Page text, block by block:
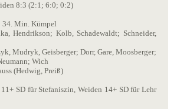
8:3 (2:1; 6:0; 0:2)
34. Min. Kümpel
Hendrikson; Kolb, Schadewaldt; Schneider,
Mudryk, Geisberger; Dorr, Gare, Moosberger;
Wich
(Hedwig, Preiß)
SD für Stefaniszin, Weiden 14+ SD für Lehr